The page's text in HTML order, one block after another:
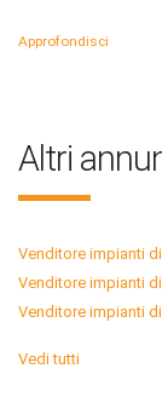
Approfondisci
Altri
Venditore impianti
Venditore impianti
Venditore impianti
Vedi tutti